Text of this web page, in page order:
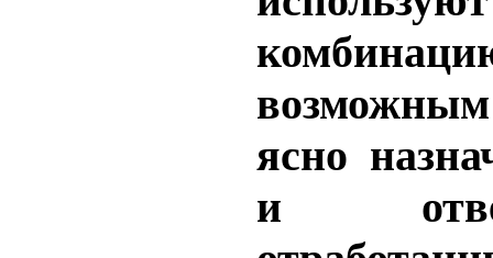
ясно
и